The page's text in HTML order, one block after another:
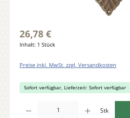
26,78 €
Inhalt: 1 Stück
Preise inkl. MwSt. zzgl. Versandkosten
Sofort verfügbar, Lieferzeit: Sofort verfügbar
Stk